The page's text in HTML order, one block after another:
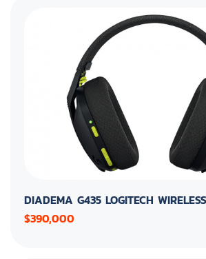
DIADEMA G435 LOGITECH
$390,000